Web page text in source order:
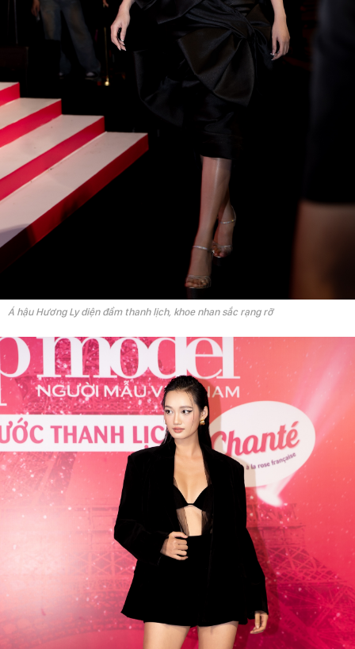
Á hậu Hương Ly diện đầm thanh lịch, khoe nhan sắc rạng rỡ